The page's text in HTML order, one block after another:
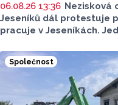
06.08.26 13:36 Nezisková
Jeseníků dál protestuje
pracuje v Jeseníkách.
chodníku se podle
mezi vrcholy podle nich
Společnost